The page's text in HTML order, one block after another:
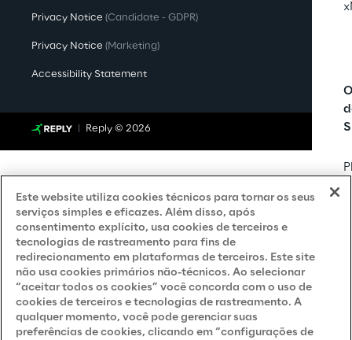
Privacy Notice (Candidate - GDPR)
Privacy Notice (Marketing)
Accessibility Statement
Reply © 2026
Este website utiliza cookies técnicos para tornar os seus
serviços simples e eficazes. Além disso, após
consentimento explícito, usa cookies de terceiros e
tecnologias de rastreamento para fins de
redirecionamento em plataformas de terceiros. Este site
não usa cookies primários não-técnicos. Ao selecionar
“aceitar todos os cookies” você concorda com o uso de
cookies de terceiros e tecnologias de rastreamento. A
qualquer momento, você pode gerenciar suas
preferências de cookies, clicando em “configurações de